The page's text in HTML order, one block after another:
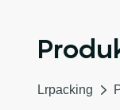
Lrpacking